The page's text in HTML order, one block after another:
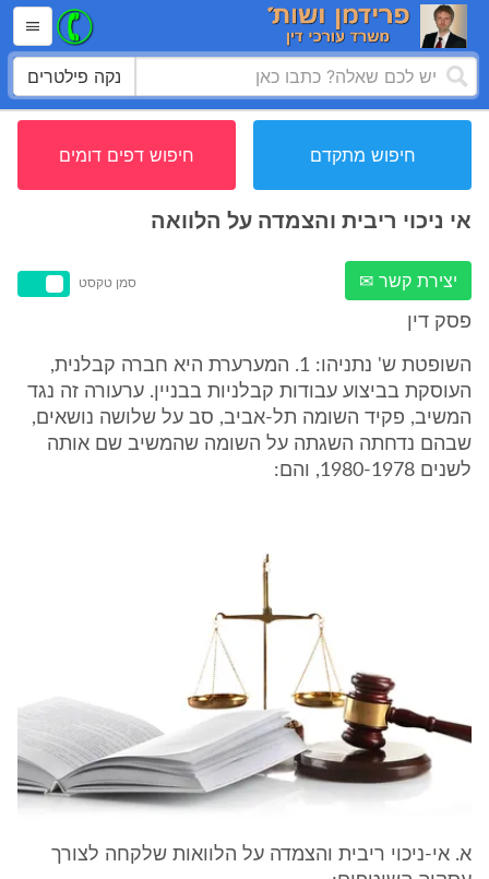
נקה פילטרים
חיפוש מתקדם חיפוש דפים דומים
אי ניכוי ריבית והצמדה על הלוואה
יצירת קשר ✉ סמן טקסט
פסק דין
השופטת ש' נתניהו: 1. המערערת היא חברה קבלנית,
העוסקת בביצוע עבודות קבלניות בבניין. ערעורה זה נגד
המשיב, פקיד השומה תל-אביב, סב על שלושה נושאים,
שבהם נדחתה השגתה על השומה שהמשיב שם אותה
לשנים 1980-1978, והם:
א. אי-ניכוי ריבית והצמדה על הלוואות שלקחה לצורך